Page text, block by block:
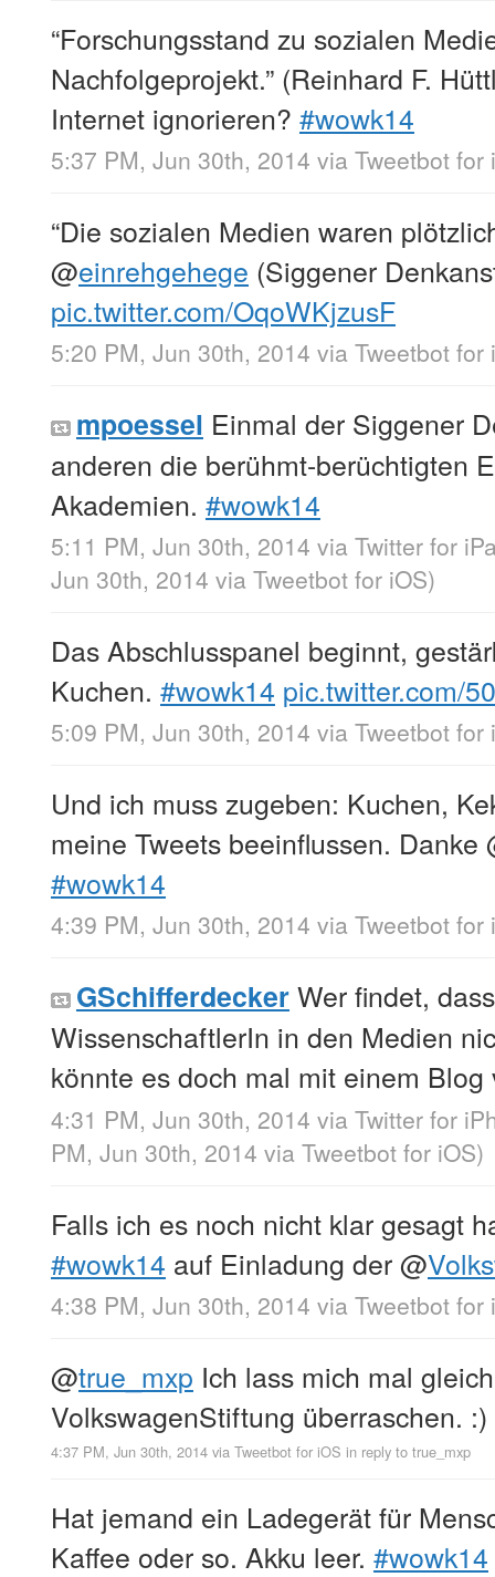
“Forschungsstand zu sozialen
Nachfolgeprojekt.” (Reinhard F.
Internet ignorieren? #wowk14
5:37 PM, Jun 30th, 2014 via Tweetbot for
“Die sozialen Medien waren
@einrehgehege (Siggener
pic.twitter.com/OqoWKjzusF
5:20 PM, Jun 30th, 2014 via Tweetbot for
mpoessel Einmal der Siggener
anderen die berühmt-berüchtigten
Akademien. #wowk14
5:11 PM, Jun 30th, 2014 via Twitter for
Jun 30th, 2014 via Tweetbot for iΟS)
Das Abschlusspanel beginnt,
Kuchen. #wowk14 pic.twitter.com/
5:09 PM, Jun 30th, 2014 via Tweetbot for
Und ich muss zugeben: Kuchen,
meine Tweets beeinflussen. Danke
#wowk14
4:39 PM, Jun 30th, 2014 via Tweetbot for
GSchifferdeckerWer findet,
WissenschaftlerIn in den Medien
könnte es doch mal mit einem
4:31 PM, Jun 30th, 2014 via Twitter for
PM, Jun 30th, 2014 via Tweetbot for iΟS)
Falls ich es noch nicht klar gesagt
#wowk14 auf Einladung der@
4:38 PM, Jun 30th, 2014 via Tweetbot for
@true_mxp Ich lass mich mal
VolkswagenStiftung überraschen. :)
4:37 PM, Jun 30th, 2014 via Tweetbot for iΟS in reply to true_mxp
Hat jemand ein Ladegerät für
Kaffee oder so. Akku leer. #wowk14